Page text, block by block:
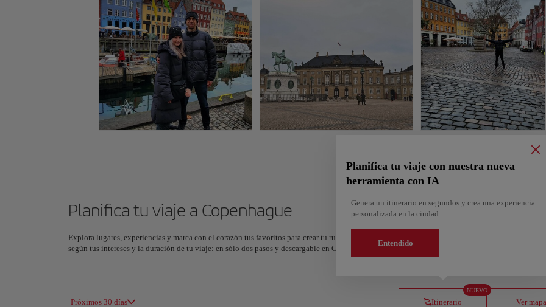
Planifica tu viaje a Copenhague
Explora lugares, experiencias y marca con el corazón tus favoritos para crear tu ruta y compartirla. ¿Quieres más ideas? Obtén un itinerario
según tus intereses y la duración de tu viaje: en sólo dos pasos y descargable en Google Maps.
Próximos 30 días Itinerario
NUEVO
Planifica tu viaje con nuestra nueva
herramienta con IA
Genera un itinerario en segundos y crea una experiencia
personalizada en la ciudad.
Entendido
Ver mapa